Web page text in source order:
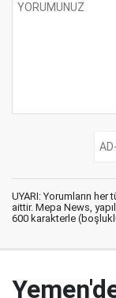
UYARI: Yorumların
aittir. Mepa News,
600 karakterle